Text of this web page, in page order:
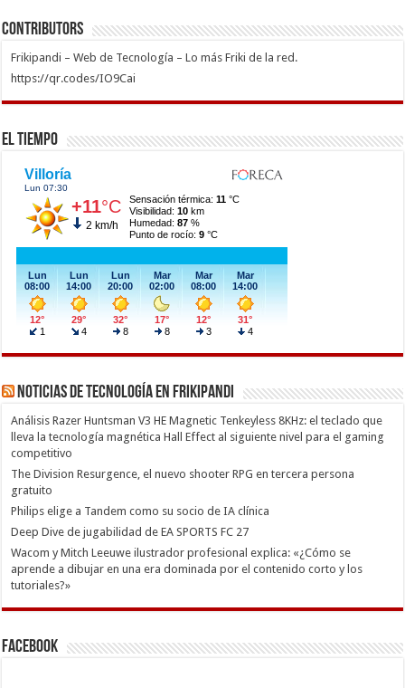
Contributors
Frikipandi – Web de Tecnología – Lo más Friki de la red.
https://qr.codes/IO9Cai
El Tiempo
Noticias de Tecnología en Frikipandi
Análisis Razer Huntsman V3 HE Magnetic Tenkeyless 8KHz: el teclado que
lleva la tecnología magnética Hall Effect al siguiente nivel para el gaming
competitivo
The Division Resurgence, el nuevo shooter RPG en tercera persona
gratuito
Philips elige a Tandem como su socio de IA clínica
Deep Dive de jugabilidad de EA SPORTS FC 27
Wacom y Mitch Leeuwe ilustrador profesional explica: «¿Cómo se
aprende a dibujar en una era dominada por el contenido corto y los
tutoriales?»
Facebook